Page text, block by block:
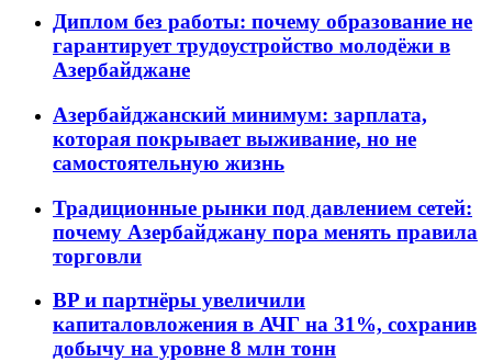
Диплом без работы: почему образование не
гарантирует трудоустройство молодёжи в
Азербайджане
Азербайджанский минимум: зарплата,
которая покрывает выживание, но не
самостоятельную жизнь
Традиционные рынки под давлением сетей:
почему Азербайджану пора менять правила
торговли
BP и партнёры увеличили
капиталовложения в АЧГ на 31%, сохранив
добычу на уровне 8 млн тонн